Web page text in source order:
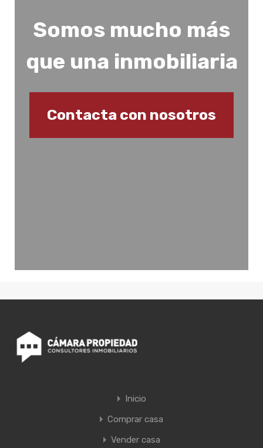
Somos mucho más
que una inmobiliaria
Contacta con nosotros
Inicio
Comprar casa
Vender casa